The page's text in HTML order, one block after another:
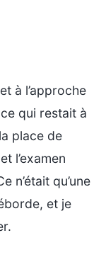
à l’approche
qui restait à
place de
l’examen
n’était qu’une
et je